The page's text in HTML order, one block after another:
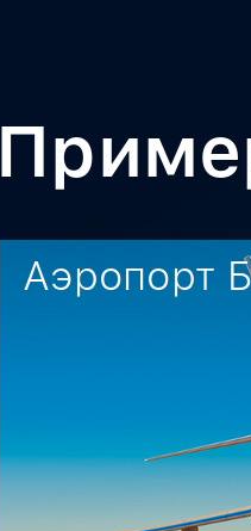
Аэропорт